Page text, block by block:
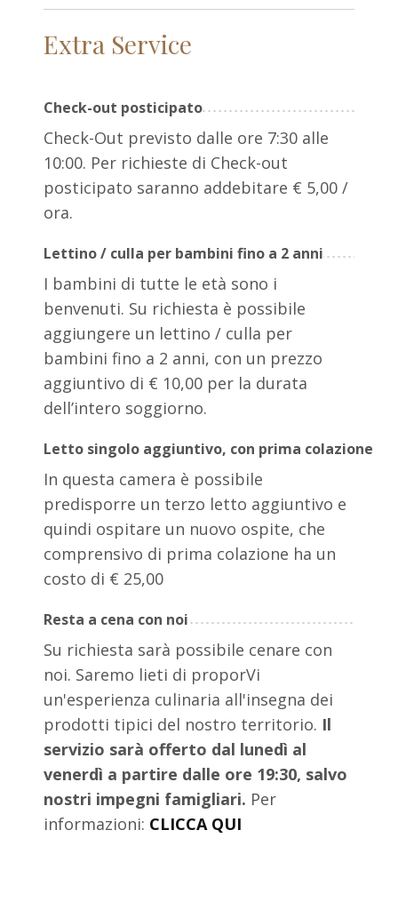
Extra Service
Check-out posticipato
Check-Out previsto dalle ore 7:30 alle
10:00. Per richieste di Check-out
posticipato saranno addebitare € 5,00 /
ora.
Lettino / culla per bambini fino a 2 anni
I bambini di tutte le età sono i
benvenuti. Su richiesta è possibile
aggiungere un lettino / culla per
bambini fino a 2 anni, con un prezzo
aggiuntivo di € 10,00 per la durata
dell’intero soggiorno.
Letto singolo aggiuntivo, con prima colazione
In questa camera è possibile
predisporre un terzo letto aggiuntivo e
quindi ospitare un nuovo ospite, che
comprensivo di prima colazione ha un
costo di € 25,00
Resta a cena con noi
Su richiesta sarà possibile cenare con
noi. Saremo lieti di proporVi
un'esperienza culinaria all'insegna dei
prodotti tipici del nostro territorio. Il
servizio sarà offerto dal lunedì al
venerdì a partire dalle ore 19:30, salvo
nostri impegni famigliari. Per
informazioni: CLICCA QUI